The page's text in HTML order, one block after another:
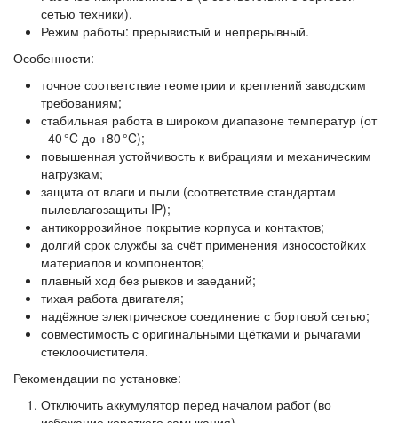
сетью техники).
Режим работы: прерывистый и непрерывный.
Особенности:
точное соответствие геометрии и креплений заводским
требованиям;
стабильная работа в широком диапазоне температур (от
−40 °C до +80 °C);
повышенная устойчивость к вибрациям и механическим
нагрузкам;
защита от влаги и пыли (соответствие стандартам
пылевлагозащиты IP);
антикоррозийное покрытие корпуса и контактов;
долгий срок службы за счёт применения износостойких
материалов и компонентов;
плавный ход без рывков и заеданий;
тихая работа двигателя;
надёжное электрическое соединение с бортовой сетью;
совместимость с оригинальными щётками и рычагами
стеклоочистителя.
Рекомендации по установке:
Отключить аккумулятор перед началом работ (во